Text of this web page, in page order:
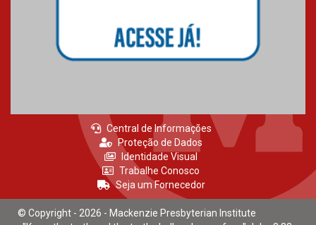
Central de Informações
Proteção de Dados
Identidade Visual
Trabalhe Conosco
Seja um Fornecedor
© Copyright - 2026 - Mackenzie Presbyterian Institute